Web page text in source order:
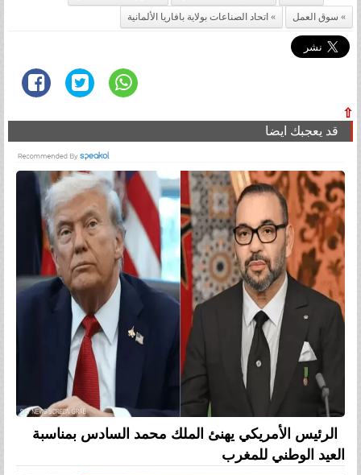
سوق العمل
اتحاد الصناعات بولاية بافاريا الألمانية
⇧
قد يعجبك ايضا
الرئيس الأمريكي يهنئ الملك محمد السادس بمناسبة
العيد الوطني للمغرب